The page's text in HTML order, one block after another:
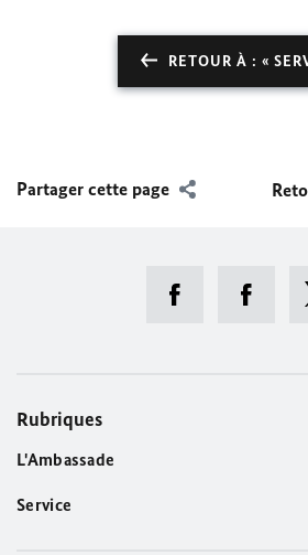
RETOUR À : «
Partager cette page
Rubriques
L'Ambassade
Service